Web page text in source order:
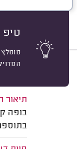
טיפ
תיאור
בופה
בתוספת